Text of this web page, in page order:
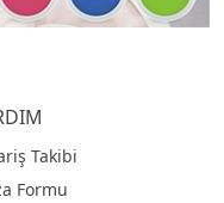
Takibi
Formu